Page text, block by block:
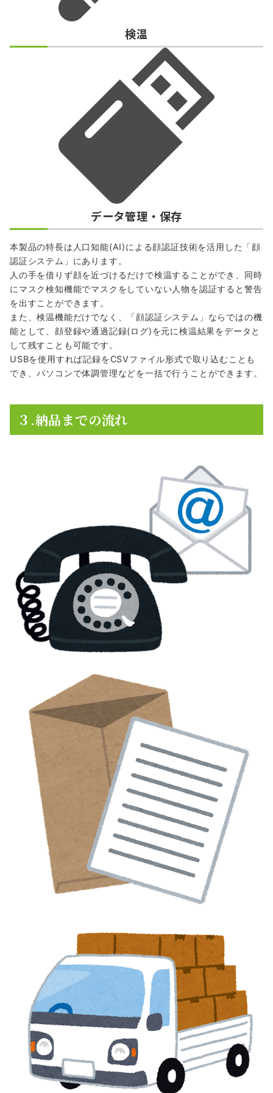
検温
データ管理・保存
本製品の特長は人口知能(AI)による顔認証技術を活用した「顔
認証システム」にあります。
人の手を借りず顔を近づけるだけで検温することができ、同時
にマスク検知機能でマスクをしていない人物を認証すると警告
を出すことができます。
また、検温機能だけでなく、「顔認証システム」ならではの機
能として、顔登録や通過記録(ログ)を元に検温結果をデータと
して残すことも可能です。
USBを使用すれば記録をCSVファイル形式で取り込むことも
でき、パソコンで体調管理などを一括で行うことができます。
３.納品までの流れ